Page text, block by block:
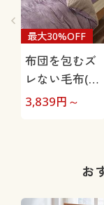
布団を包むズ
レない毛布(掛
け布団用)
最大30%OFF
3,839円～
お